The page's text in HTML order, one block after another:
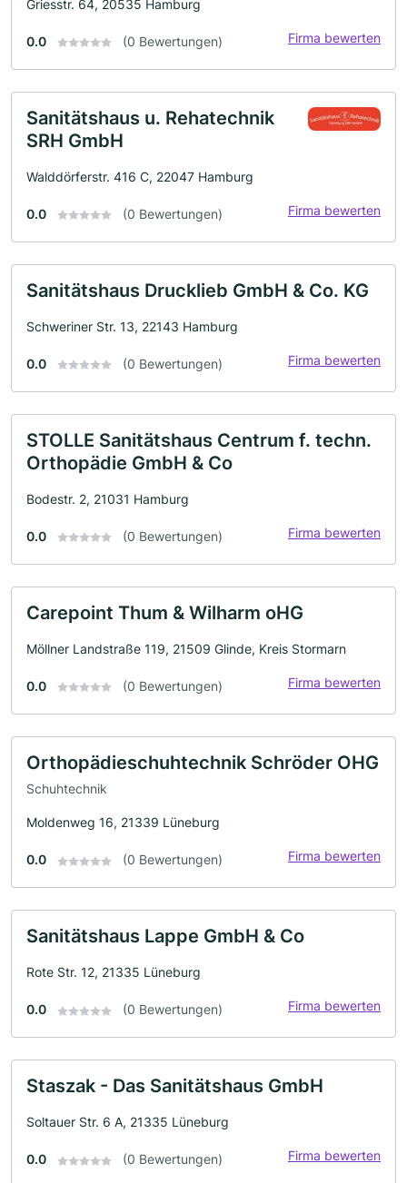
Griesstr. 64, 20535 Hamburg
0.0 (0 Bewertungen) Firma bewerten
Sanitätshaus u. Rehatechnik
SRH GmbH
Walddörferstr. 416 C, 22047 Hamburg
0.0 (0 Bewertungen) Firma bewerten
Sanitätshaus Drucklieb GmbH & Co. KG
Schweriner Str. 13, 22143 Hamburg
0.0 (0 Bewertungen) Firma bewerten
STOLLE Sanitätshaus Centrum f. techn.
Orthopädie GmbH & Co
Bodestr. 2, 21031 Hamburg
0.0 (0 Bewertungen) Firma bewerten
Carepoint Thum & Wilharm oHG
Möllner Landstraße 119, 21509 Glinde, Kreis Stormarn
0.0 (0 Bewertungen) Firma bewerten
Orthopädieschuhtechnik Schröder OHG
Schuhtechnik
Moldenweg 16, 21339 Lüneburg
0.0 (0 Bewertungen) Firma bewerten
Sanitätshaus Lappe GmbH & Co
Rote Str. 12, 21335 Lüneburg
0.0 (0 Bewertungen) Firma bewerten
Staszak - Das Sanitätshaus GmbH
Soltauer Str. 6 A, 21335 Lüneburg
0.0 (0 Bewertungen) Firma bewerten